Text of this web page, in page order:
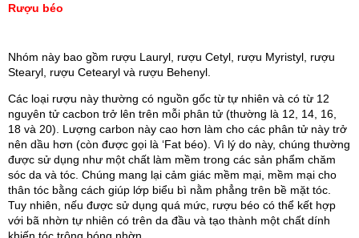
Rượu béo
Nhóm này bao gồm rượu Lauryl, rượu Cetyl, rượu Myristyl, rượu
Stearyl, rượu Cetearyl và rượu Behenyl.
Các loại rượu này thường có nguồn gốc từ tự nhiên và có từ 12
nguyên tử cacbon trở lên trên mỗi phân tử (thường là 12, 14, 16,
18 và 20). Lượng carbon này cao hơn làm cho các phân tử này trở
nên dầu hơn (còn được gọi là ‘Fat béo). Vì lý do này, chúng thường
được sử dụng như một chất làm mềm trong các sản phẩm chăm
sóc da và tóc. Chúng mang lại cảm giác mềm mại, mềm mại cho
thân tóc bằng cách giúp lớp biểu bì nằm phẳng trên bề mặt tóc.
Tuy nhiên, nếu được sử dụng quá mức, rượu béo có thể kết hợp
với bã nhờn tự nhiên có trên da đầu và tạo thành một chất dính
khiến tóc trông bóng nhờn.